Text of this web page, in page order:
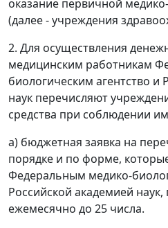
оказание первичной
(далее - учреждения
2. Для осуществления
медицинским работникам
биологическим агентство и
наук перечисляют
средства при соблюдении
а) бюджетная заявка на
порядке и по форме,
Федеральным медико-
Российской академией наук,
ежемесячно до 25 числа.